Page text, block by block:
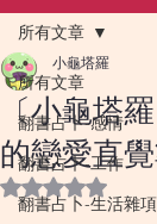
所有文章
翻書占卜-感情
翻書占卜-工作
翻書占卜-生活雜項
所有文章
〔小龜塔
的戀愛直
小龜塔羅
評等為 NaN